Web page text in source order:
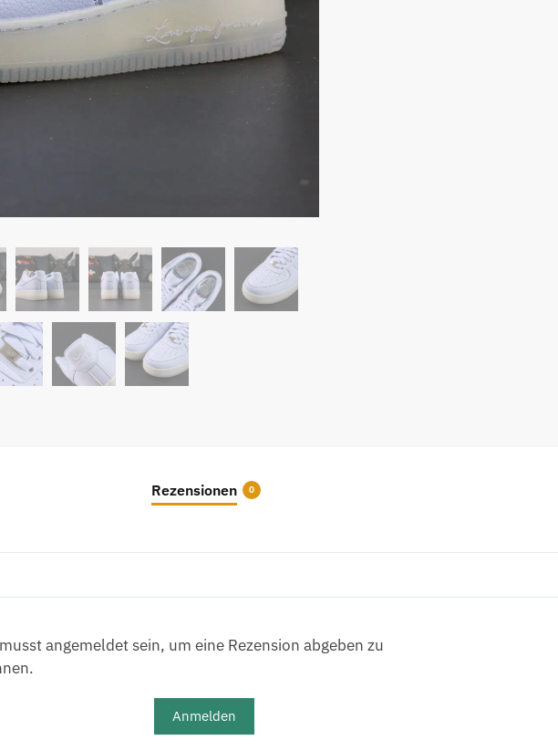
Rezensionen 0
angemeldet sein, um eine Rezension abgeben zu
Anmelden